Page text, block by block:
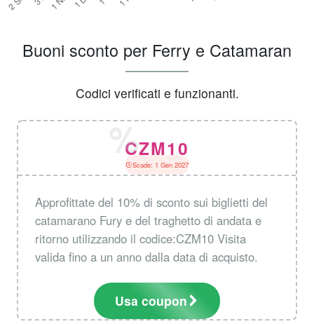
Buoni sconto per Ferry e Catamaran
Codici verificati e funzionanti.
Scade: 1 Gen 2027
CZM10
Approfittate del 10% di sconto sui biglietti del
catamarano Fury e del traghetto di andata e
ritorno utilizzando il codice:CZM10 Visita
valida fino a un anno dalla data di acquisto.
Usa coupon